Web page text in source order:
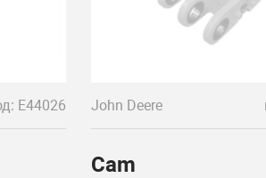
E44026 John Deere
Cam